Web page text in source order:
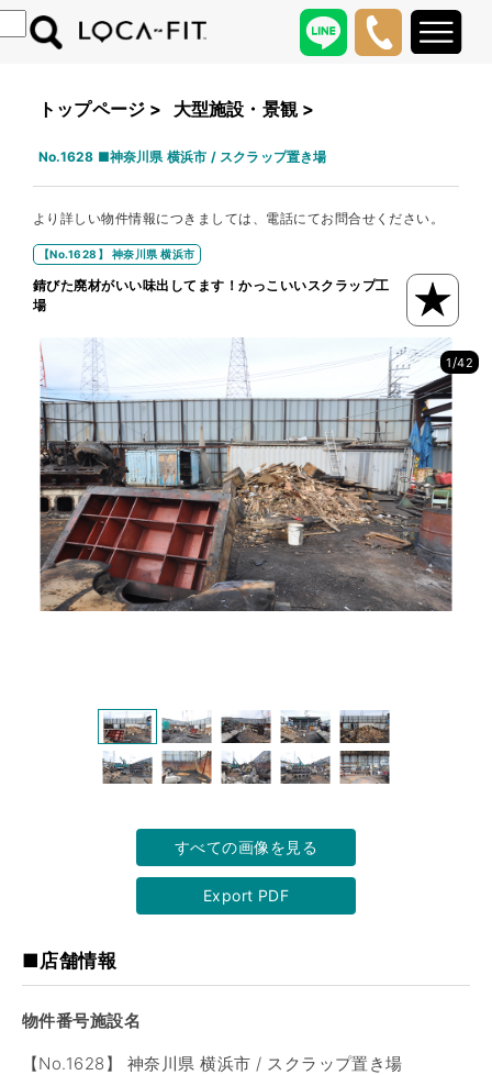
トップページ > 大型施設・景観 >
No.1628 ■神奈川県 横浜市 / スクラップ置き場
より詳しい物件情報につきましては、電話にてお問合せください。
【No.1628】 神奈川県 横浜市
錆びた廃材がいい味出してます！かっこいいスクラップ工
場
1/42
すべての画像を見る
Export PDF
■店舗情報
物件番号施設名
【No.1628】 神奈川県 横浜市 / スクラップ置き場